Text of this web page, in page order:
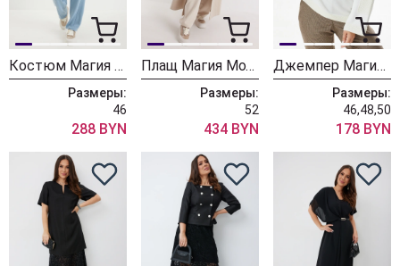
Костюм Магия Моды 2684 голубой
Размеры:
46
288 BYN
Плащ Магия Моды 2689 беж+ шалфей
Размеры:
52
434 BYN
Джемпер Магия Моды 2667
Размеры:
46,48,50
178 BYN